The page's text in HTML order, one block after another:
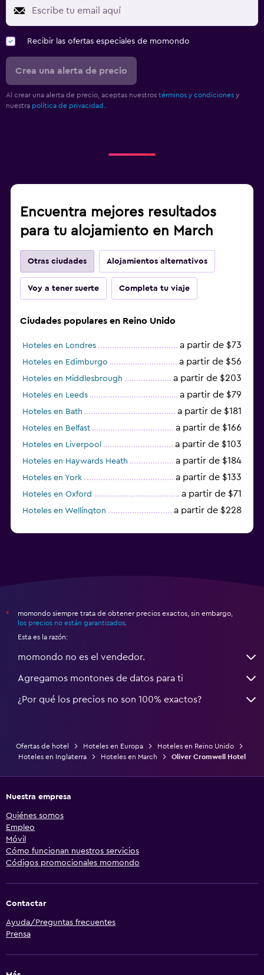
Recibir las ofertas especiales de momondo
Crea una alerta de precio
Al crear una alerta de precio, aceptas nuestros términos y condiciones y
nuestra política de privacidad.
Encuentra mejores resultados
para tu alojamiento en March
Otras ciudades Alojamientos alternativos
Voy a tener suerte Completa tu viaje
Ciudades populares en Reino Unido
Hoteles en Londres a partir de $73
Hoteles en Edimburgo a partir de $56
Hoteles en Middlesbrough a partir de $203
Hoteles en Leeds a partir de $79
Hoteles en Bath a partir de $181
Hoteles en Belfast a partir de $166
Hoteles en Liverpool a partir de $103
Hoteles en Haywards Heath a partir de $184
Hoteles en York a partir de $133
Hoteles en Oxford a partir de $71
Hoteles en Wellington a partir de $228
*
momondo siempre trata de obtener precios exactos, sin embargo,
los precios no están garantizados
Esta es la razón:
momondo no es el vendedor.
Agregamos montones de datos para ti
¿Por qué los precios no son 100% exactos?
Ofertas de hotel Hoteles en Europa
Hoteles en Reino Unido
Hoteles en Inglaterra
Hoteles en March Oliver Cromwell Hotel
Nuestra empresa
Quiénes somos
Empleo
Móvil
Cómo funcionan nuestros servicios
Códigos promocionales momondo
Contactar
Ayuda/Preguntas frecuentes
Prensa